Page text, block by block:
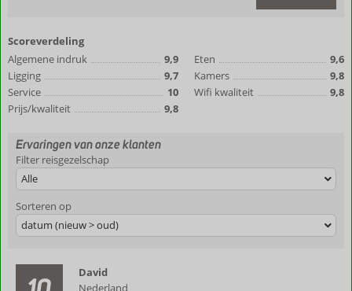
Scoreverdeling
Algemene indruk
9,9
Ligging
9,7
Service
10
Prijs/kwaliteit
9,8
Eten
9,6
Kamers
9,8
Wifi kwaliteit
9,8
Ervaringen van onze klanten
Filter reisgezelschap
Alle
Sorteren op
datum (nieuw > oud)
David
Nederland